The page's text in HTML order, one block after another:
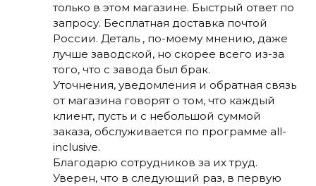
только в этом магазине. Быстрый ответ по
запросу. Бесплатная доставка почтой
России. Деталь , по-моему мнению, даже
лучше заводской, но скорее всего из-за
того, что с завода был брак.
Уточнения, уведомления и обратная связь
от магазина говорят о том, что каждый
клиент, пусть и с небольшой суммой
заказа, обслуживается по программе all-
inclusive.
Благодарю сотрудников за их труд.
Уверен, что в следующий раз, в первую